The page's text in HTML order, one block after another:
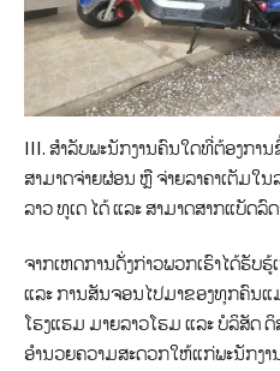
III. ສຳລັບພະນັກງານຄົນໃດທີ່ຕ້ອງກາ
ສາມາດຈ່າຍຜ່ອນ ຫຼື ຈ່າຍລາຄາເຕັມໃ
ລາວ ທູເດ ໄດ້ ແລະ ສາມາດສາກແບັດ
ຈາກເຫດການດັ່ງກ່າວພວກເຮົາໄດ້ຮັບ
ແລະ ການສັນຈອນໄປມາຂອງທຸກຄົນ
ໂຮງແຮມ ມາຍລາວໂຮມ ແລະ ບໍລິສັດ
ອໍານວຍຄວາມສະດວກໃຫ້ແກ່ພະນັກງາ